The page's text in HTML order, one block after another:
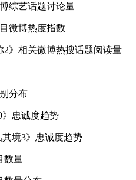
综艺话题讨论量
微博热度指数
2》相关微博热搜话题阅读量
分布
》忠诚度趋势
其境3》忠诚度趋势
数量